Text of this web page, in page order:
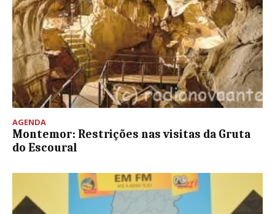
AGENDA
Montemor: Restrições nas visitas da Gruta
do Escoural